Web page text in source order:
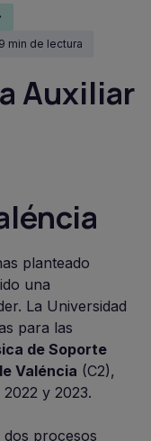
9 min de lectura
Auxiliar
planteado
una
La Universidad
para las
de Soporte
Valéncia (C2),
y 2023.
procesos